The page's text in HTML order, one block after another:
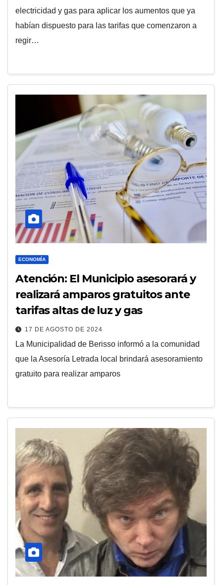
electricidad y gas para aplicar los aumentos que ya
habían dispuesto para las tarifas que comenzaron a
regir…
ECONOMÍA
Atención: El Municipio asesorará y
realizará amparos gratuitos ante
tarifas altas de luz y gas
17 DE AGOSTO DE 2024
La Municipalidad de Berisso informó a la comunidad
que la Asesoría Letrada local brindará asesoramiento
gratuito para realizar amparos